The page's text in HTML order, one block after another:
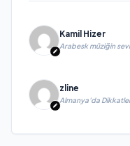
Kamil Hizer
Arabesk müziğin
zline
Almanya’da